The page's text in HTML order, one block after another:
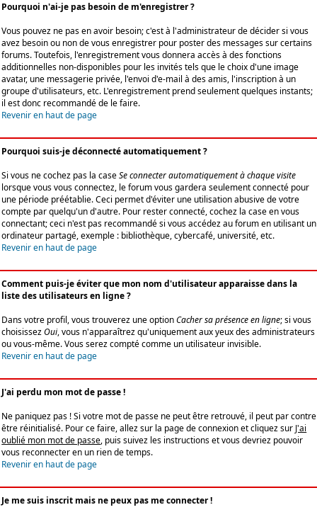
Pourquoi n'ai-je pas besoin de m'enregistrer ?
Vous pouvez ne pas en avoir besoin; c'est à l'administrateur de décider si vous
avez besoin ou non de vous enregistrer pour poster des messages sur certains
forums. Toutefois, l'enregistrement vous donnera accès à des fonctions
additionnelles non-disponibles pour les invités tels que le choix d'une image
avatar, une messagerie privée, l'envoi d'e-mail à des amis, l'inscription à un
groupe d'utilisateurs, etc. L'enregistrement prend seulement quelques instants;
il est donc recommandé de le faire.
Revenir en haut de page
Pourquoi suis-je déconnecté automatiquement ?
Si vous ne cochez pas la caseSe connecter automatiquement à chaque visite
lorsque vous vous connectez, le forum vous gardera seulement connecté pour
une période préétablie. Ceci permet d'éviter une utilisation abusive de votre
compte par quelqu'un d'autre. Pour rester connecté, cochez la case en vous
connectant; ceci n'est pas recommandé si vous accédez au forum en utilisant un
ordinateur partagé, exemple : bibliothèque, cybercafé, université, etc.
Revenir en haut de page
Comment puis-je éviter que mon nom d'utilisateur apparaisse dans la
liste des utilisateurs en ligne ?
Dans votre profil, vous trouverez une optionCacher sa présence en ligne; si vous
choisissezOui, vous n'apparaîtrez qu'uniquement aux yeux des administrateurs
ou vous-même. Vous serez compté comme un utilisateur invisible.
Revenir en haut de page
J'ai perdu mon mot de passe !
Ne paniquez pas ! Si votre mot de passe ne peut être retrouvé, il peut par contre
être réinitialisé. Pour ce faire, allez sur la page de connexion et cliquez sur J'ai
oublié mon mot de passe, puis suivez les instructions et vous devriez pouvoir
vous reconnecter en un rien de temps.
Revenir en haut de page
Je me suis inscrit mais ne peux pas me connecter !